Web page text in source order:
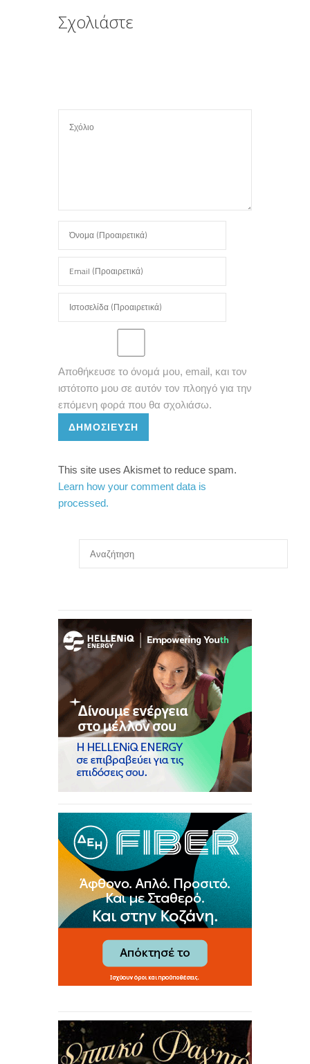
Σχολιάστε
Αποθήκευσε το όνομά μου, email, και τον
ιστότοπο μου σε αυτόν τον πλοηγό για την
επόμενη φορά που θα σχολιάσω.
ΔΗΜΟΣΊΕΥΣΗ
This site uses Akismet to reduce spam.
Learn how your comment data is
processed.